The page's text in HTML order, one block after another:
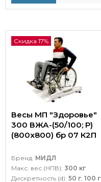
Скидка 17%
Весы МП "Здоровье"
300 ВЖА-(50/100; Р)
(800х800) бр 07 К2П
Бренд: МИДЛ
Макс. вес (НПВ): 300 кг
Дискретность (d): 50 г, 100 г